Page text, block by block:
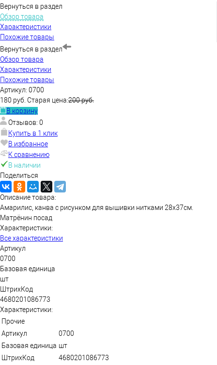
Вернуться в раздел
Обзор товара
Характеристики
Похожие товары
Вернуться в раздел
Обзор товара
Характеристики
Похожие товары
Артикул: 0700
180 руб. Старая цена:200 руб.
В корзину
Отзывов: 0
Купить в 1 клик
В избранное
К сравнению
В наличии
Поделиться
Описание товара:
Амарилис, канва с рисунком для вышивки нитками 28х37см.
Матрёнин посад
Характеристики:
Все характеристики
Артикул
0700
Базовая единица
шт
ШтрихКод
4680201086773
Характеристики:
Прочие
Артикул
0700
Базовая единица шт
ШтрихКод
4680201086773